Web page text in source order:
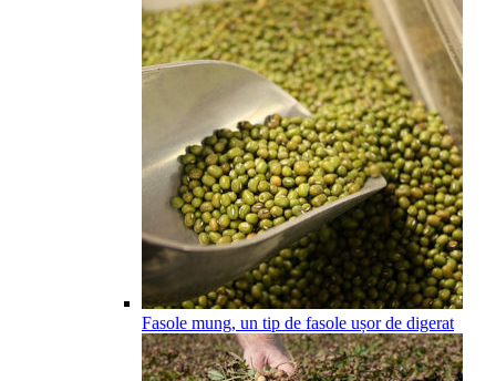
Fasole mung, un tip de fasole ușor de digerat